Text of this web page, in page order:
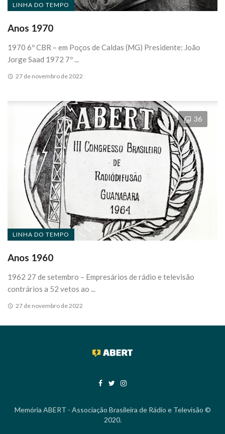
LINHA DO TEMPO
Anos 1970
1970 6º CBR – em Poços de Caldas (MG) Presidente: João
Jorge Saad 1972 7º ...
27 de novembro de 2022
36
LINHA DO TEMPO
Anos 1960
1962 27 de setembro – Empresários de rádio e televisão
contrários a 52 vetos ao ...
27 de novembro de 2022
Memória ABERT - Associação Brasileira de Rádio e Televisão ©
2020.